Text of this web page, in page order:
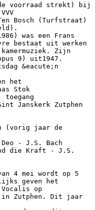
voorraad strekt) bij
Bosch (Turfstraat)
was een Frans
bestaat uit werken
Zijn
9) uit1947.
&eacute;n
het
Stok
Janskerk Zutphen
(vorig jaar de
- J.S. Bach
die Kraft - J.S.
4 mei wordt op 5
geven het
Vocalis op
in Zutphen. Dit jaar